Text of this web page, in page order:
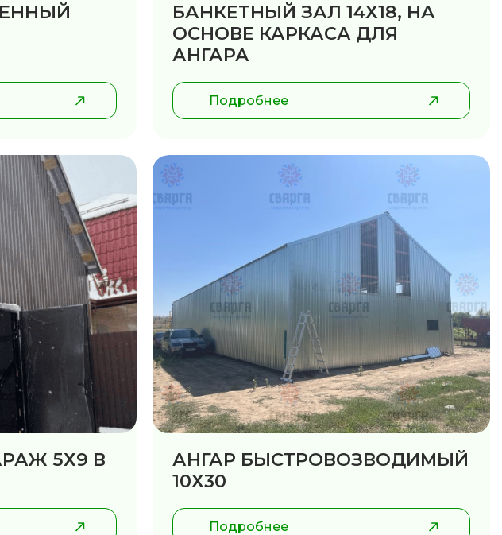
БАНКЕТНЫЙ ЗАЛ 14Х18, НА
ОСНОВЕ КАРКАСА ДЛЯ
АНГАРА
Подробнее
5Х9 В
АНГАР БЫСТРОВОЗВОДИМЫЙ
10Х30
Подробнее